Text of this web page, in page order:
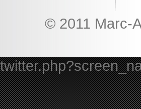
© 2011 Marc-